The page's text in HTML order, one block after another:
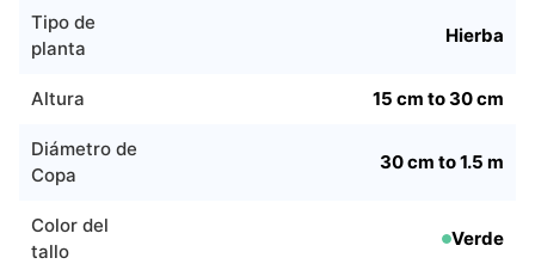
Tipo de
planta
Hierba
Altura 15 cm to 30 cm
Diámetro de
Copa
30 cm to 1.5 m
Color del
tallo
Verde